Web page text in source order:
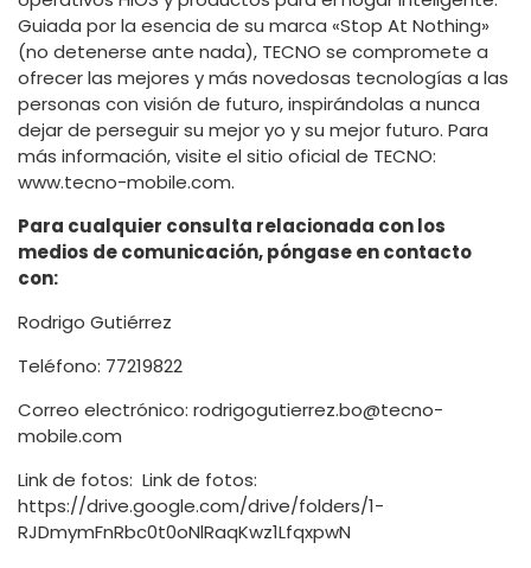
Guiada por la esencia de su marca «Stop At Nothing»
(no detenerse ante nada), TECNO se compromete a
ofrecer las mejores y más novedosas tecnologías a las
personas con visión de futuro, inspirándolas a nunca
dejar de perseguir su mejor yo y su mejor futuro. Para
más información, visite el sitio oficial de TECNO:
www.tecno-mobile.com.
Para cualquier consulta relacionada con los
medios de comunicación, póngase en contacto
con:
Rodrigo Gutiérrez
Teléfono: 77219822
Correo electrónico: rodrigogutierrez.bo@tecno-
mobile.com
Link de fotos: Link de fotos:
https://drive.google.com/drive/folders/1-
RJDmymFnRbc0t0oNlRaqKwz1LfqxpwN